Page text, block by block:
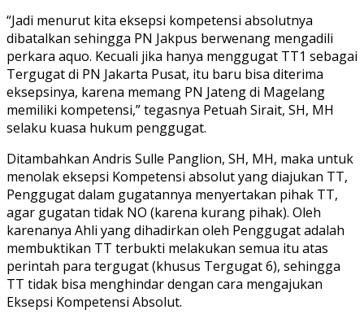
“Jadi menurut kita eksepsi kompetensi absolutnya
dibatalkan sehingga PN Jakpus berwenang mengadili
perkara aquo. Kecuali jika hanya menggugat TT1 sebagai
Tergugat di PN Jakarta Pusat, itu baru bisa diterima
eksepsinya, karena memang PN Jateng di Magelang
memiliki kompetensi,” tegasnya Petuah Sirait, SH, MH
selaku kuasa hukum penggugat.
Ditambahkan Andris Sulle Panglion, SH, MH, maka untuk
menolak eksepsi Kompetensi absolut yang diajukan TT,
Penggugat dalam gugatannya menyertakan pihak TT,
agar gugatan tidak NO (karena kurang pihak). Oleh
karenanya Ahli yang dihadirkan oleh Penggugat adalah
membuktikan TT terbukti melakukan semua itu atas
perintah para tergugat (khusus Tergugat 6), sehingga
TT tidak bisa menghindar dengan cara mengajukan
Eksepsi Kompetensi Absolut.